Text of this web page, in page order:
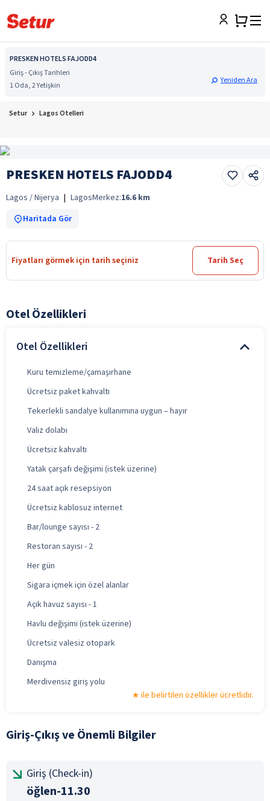
PRESKEN HOTELS FAJODD4
Giriş - Çıkış Tarihleri
1 Oda, 2 Yetişkin
Yeniden Ara
Setur Lagos Otelleri
PRESKEN HOTELS FAJODD4
Lagos / Nijerya | LagosMerkez:16.6 km
Haritada Gör
Fiyatları görmek için tarih seçiniz Tarih Seç
Otel Özellikleri
Otel Özellikleri
Kuru temizleme/çamaşırhane
Ücretsiz paket kahvaltı
Tekerlekli sandalye kullanımına uygun – hayır
Valiz dolabı
Ücretsiz kahvaltı
Yatak çarşafı değişimi (istek üzerine)
24 saat açık resepsiyon
Ücretsiz kablosuz internet
Bar/lounge sayısı - 2
Restoran sayısı - 2
Her gün
Sigara içmek için özel alanlar
Açık havuz sayısı - 1
Havlu değişimi (istek üzerine)
Ücretsiz valesiz otopark
Danışma
Merdivensiz giriş yolu
ile belirtilen özellikler ücretlidir.
Giriş-Çıkış ve Önemli Bilgiler
Giriş (Check-in)
öğlen-11.30